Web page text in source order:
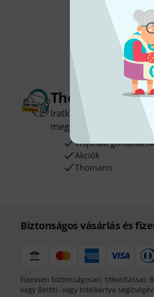
Thomann
Iratkozz fel a Thomann
megnyerheted a
Inspiráló
Akciók
Thomann
Biztonságos vásárlás és
Fizessen biztonságosan, titkosítással:
vagy Betéti- vagy hitelkártya